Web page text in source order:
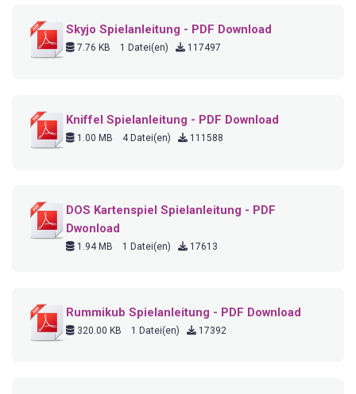
Skyjo Spielanleitung - PDF Download
7.76 KB 1 Datei(en) 117497
Kniffel Spielanleitung - PDF Download
1.00 MB 4 Datei(en) 111588
DOS Kartenspiel Spielanleitung - PDF
Dwonload
1.94 MB 1 Datei(en) 17613
Rummikub Spielanleitung - PDF Download
320.00 KB 1 Datei(en) 17392